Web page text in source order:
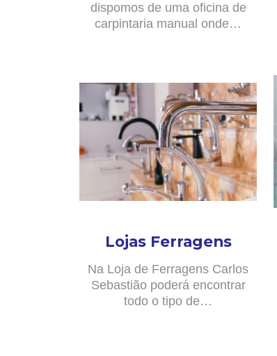
dispomos de uma oficina de
carpintaria manual onde…
Lojas Ferragens
Na Loja de Ferragens Carlos
Sebastião poderá encontrar
todo o tipo de…